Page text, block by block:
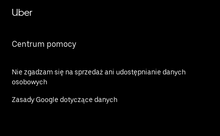
Uber
Centrum pomocy
Nie zgadzam się na sprzedaż ani udostępnianie danych
osobowych
Zasady Google dotyczące danych